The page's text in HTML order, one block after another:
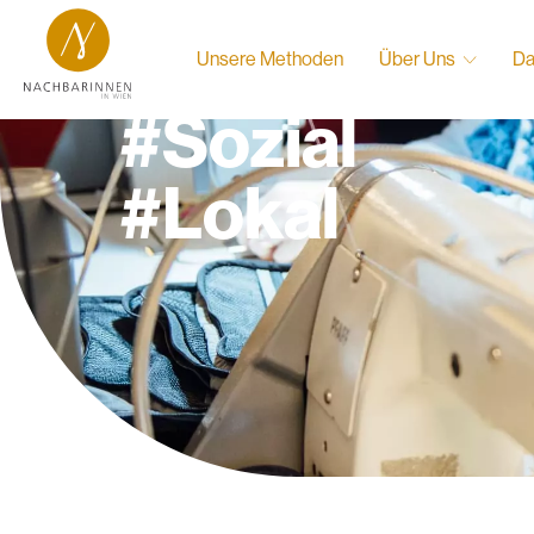
Unsere Methoden Über Uns
#Nachhaltig
#Sozial
#Lokal